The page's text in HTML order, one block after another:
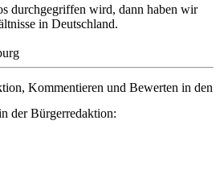
durchgegriffen wird, dann haben wir
in Deutschland.
Kommentieren und Bewerten in den
der Bürgerredaktion: